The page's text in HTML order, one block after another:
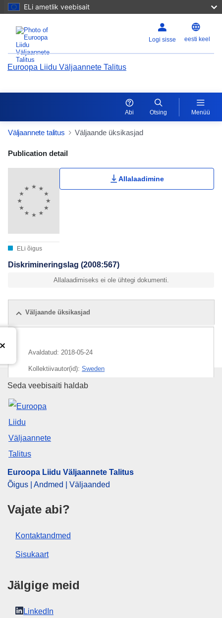
ELi ametlik veebisait
Logi sisse eesti keel
Euroopa Liidu Väljaannete Talitus
Abi Otsing Menüü
Väljaannete talitus Väljaande üksikasjad
Publication Detail Actions Portlet
Kasutaja hinnang
Publication detail
ELi õigus
Allalaadimine
Diskrimineringslag (2008:567)
Allalaadimiseks ei ole ühtegi dokumenti.
Väljaande üksikasjad
Avaldatud: 2018-05-24
Kollektiivautor(id): Sweden
CELEX : 72016L0801SWE_258994
Euroopa Liidu Väljaannete
Seda veebisaiti haldab
Euroopa Liidu Väljaannete Talitus
Õigus | Andmed | Väljaanded
Vajate abi?
Kontaktandmed
Sisukaart
Jälgige meid
LinkedIn